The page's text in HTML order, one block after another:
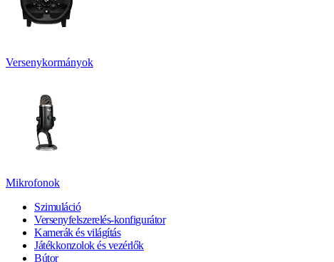
Versenykormányok
Mikrofonok
Szimuláció
Versenyfelszerelés-konfigurátor
Kamerák és világítás
Játékkonzolok és vezérlők
Bútor